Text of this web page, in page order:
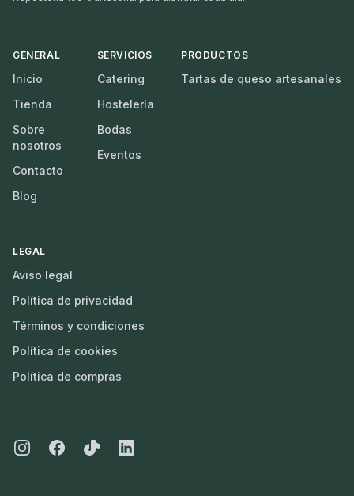
GENERAL
Inicio
Tienda
Sobre
nosotros
Contacto
Blog
SERVICIOS
Catering
Hostelería
Bodas
Eventos
PRODUCTOS
Tartas de queso artesanales
LEGAL
Aviso legal
Política de privacidad
Términos y condiciones
Política de cookies
Política de compras
InstagramFacebook
Tiktok Linkedin